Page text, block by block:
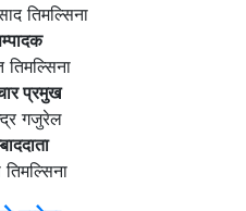
तिमल्सिना
तिमल्सिना
प्रमुख
गजुरेल
तिमल्सिना